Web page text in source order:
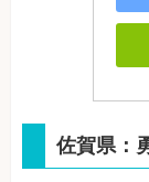
佐賀県：